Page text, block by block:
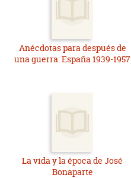
Anécdotas para después de
una guerra: España 1939-1957
La vida y la época de José
Bonaparte